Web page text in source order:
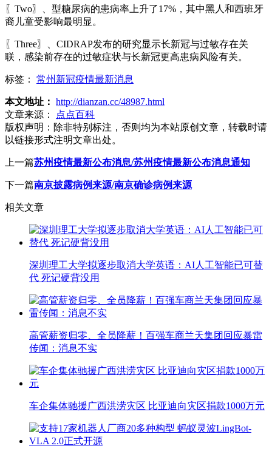
〖Two〗、型糖尿病的患病率上升了17%，其中黑人和西班牙
裔儿童受影响最明显。
〖Three〗、CIDRAP发布的研究显示长新冠与过敏存在关
联，感染前存在的过敏症状与长新冠更高患病风险有关。
标签： 常州新冠疫情最新消息
本文地址： http://dianzan.cc/48987.html
文章来源：
点点百科
版权声明： 除非特别标注，否则均为本站原创文章，转载时请
以链接形式注明文章出处。
上一篇苏州疫情最新公布消息/苏州疫情最新公布消息通知
下一篇南京披露病例来源/南京确诊病例来源
相关文章
深圳理工大学拟逐步取消大学英语：AI人工智能已可替
代 死记硬背没用
高管薪资归零、全员降薪！百强车商兰天集团回应暴雷
传闻：消息不实
车企集体驰援广西洪涝灾区 比亚迪向灾区捐款1000万元